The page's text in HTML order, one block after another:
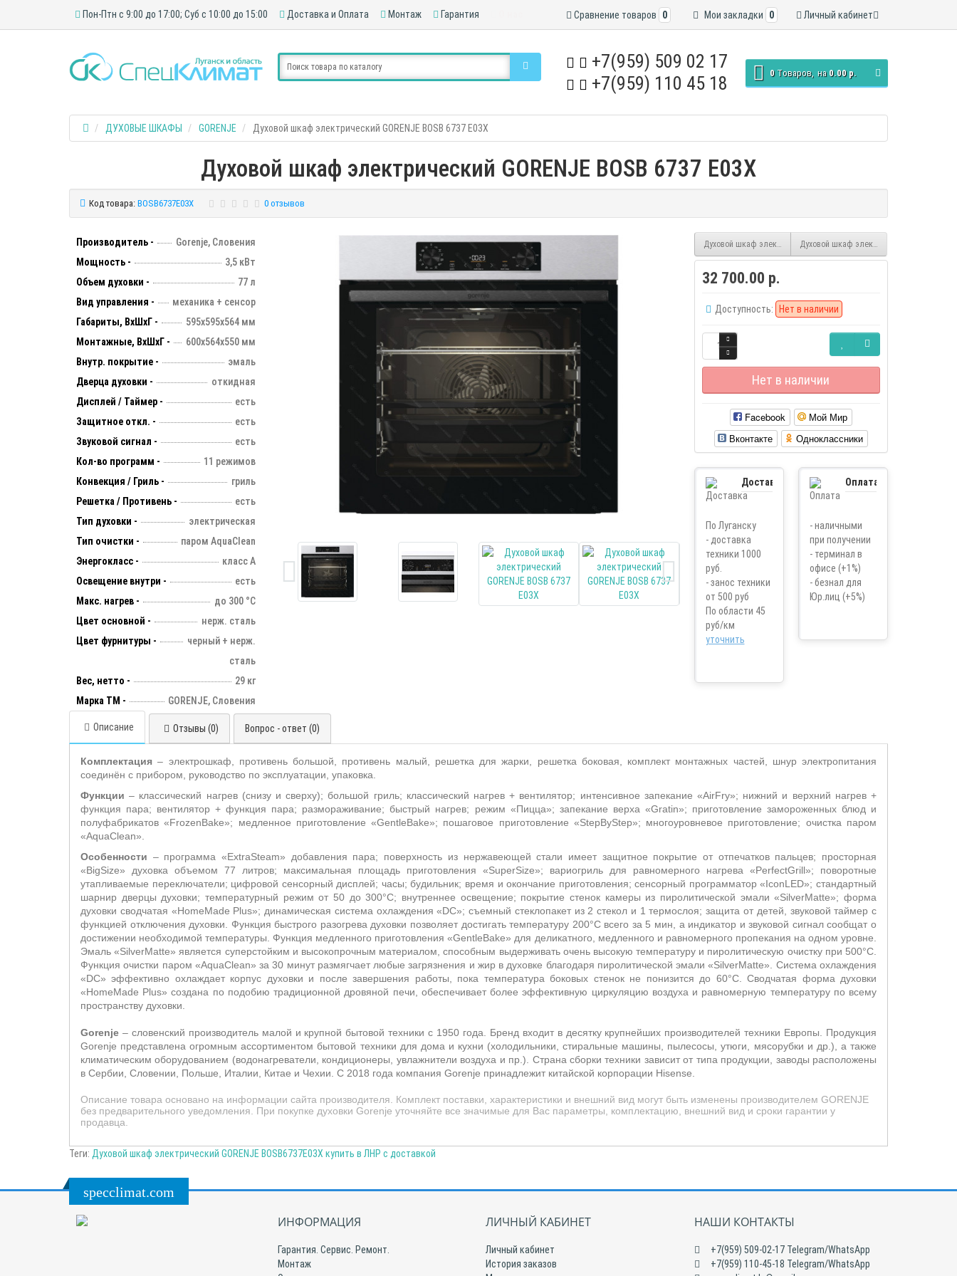
Пон-Птн с 9:00 до 17:00; Суб с 10:00 до 15:00 Доставка и Оплата Монтаж Гарантия Личный кабинет
Мои закладки 0
Сравнение товаров 0
+7(959) 509 02 17
+7(959) 110 45 18
0 Tоваров, на 0.00 р.
ДУХОВЫЕ ШКАФЫ GORENJE Духовой шкаф электрический GORENJE BOSB 6737 E03X
Духовой шкаф электрический GORENJE BOSB 6737 E03X
Код товара: BOSB6737E03X 0 отзывов
Производитель -
Gorenje, Словения
Мощность -
3,5 кВт
Объем духовки -
77 л
Вид управления -
механика + сенсор
Габариты, ВхШхГ -
595х595х564 мм
Монтажные, ВхШхГ -
600х564х550 мм
Внутр. покрытие -
эмаль
Дверца духовки -
откидная
Дисплей / Таймер -
есть
Защитное откл. -
есть
Звуковой сигнал -
есть
Кол-во программ -
11 режимов
Конвекция / Гриль -
гриль
Решетка / Противень -
есть
Тип духовки -
электрическая
Тип очистки -
паром AquaClean
Энергокласс -
класс А
Освещение внутри -
есть
Макс. нагрев -
до 300 °С
Цвет основной -
нерж. сталь
Цвет фурнитуры -
черный + нерж.
сталь
Вес, нетто -
29 кг
Марка ТМ -
GORENJE, Словения
Духовой шкаф электрический GORENJE BPS 737 E20XG
Духовой шкаф электрический GORENJE
32 700.00 р.
Доступность: Нет в наличии
Нет в наличии
Facebook
Мой Мир
Вконтакте
Одноклассники
Доставка
По Луганску
- доставка
техники 1000
руб.
- занос техники
от 500 руб
По области 45
руб/км
уточнить
Оплата
- наличными
при получении
- терминал в
офисе (+1%)
- безнал для
Юр.лиц (+5%)
Описание Отзывы (0) Вопрос - ответ (0)
Комплектация– электрошкаф, противень большой, противень малый, решетка для жарки, решетка боковая, комплект монтажных частей, шнур электропитания
соединён с прибором, руководство по эксплуатации, упаковка.
Функции – классический нагрев (снизу и сверху); большой гриль; классический нагрев + вентилятор; интенсивное запекание «AirFry»; нижний и верхний нагрев +
функция пара; вентилятор + функция пара; размораживание; быстрый нагрев; режим «Пицца»; запекание верха «Gratin»; приготовление замороженных блюд и
полуфабрикатов «FrozenBake»; медленное приготовление «GentleBake»; пошаговое приготовление «StepByStep»; многоуровневое приготовление; очистка паром
«AquaClean».
Особенности – программа «ExtraSteam» добавления пара; поверхность из нержавеющей стали имеет защитное покрытие от отпечатков пальцев; просторная
«BigSize» духовка объемом 77 литров; максимальная площадь приготовления «SuperSize»; вариогриль для равномерного нагрева «PerfectGrill»; поворотные
утапливаемые переключатели; цифровой сенсорный дисплей; часы; будильник; время и окончание приготовления; сенсорный программатор «IconLED»; стандартный
шарнир дверцы духовки; температурный режим от 50 до 300°С; внутреннее освещение; покрытие стенок камеры из пиролитической эмали «SilverMatte»; форма
духовки сводчатая «HomeMade Plus»; динамическая система охлаждения «DC»; съемный стеклопакет из 2 стекол и 1 термослоя; защита от детей, звуковой таймер с
функцией отключения духовки. Функция быстрого разогрева духовки позволяет достигать температуру 200°С всего за 5 мин, а индикатор и звуковой сигнал сообщат о
достижении необходимой температуры. Функция медленного приготовления «GentleBake» для деликатного, медленного и равномерного пропекания на одном уровне.
Эмаль «SilverMatte» является суперстойким и высокопрочным материалом, способным выдерживать очень высокую температуру и пиролитическую очистку при 500°С.
Функция очистки паром «AquaClean» за 30 минут размягчает любые загрязнения и жир в духовке благодаря пиролитической эмали «SilverMatte». Система охлаждения
«DC» эффективно охлаждает корпус духовки и после завершения работы, пока температура боковых стенок не понизится до 60°С. Сводчатая форма духовки
«HomeMade Plus» создана по подобию традиционной дровяной печи, обеспечивает более эффективную циркуляцию воздуха и равномерную температуру по всему
пространству духовки.
Gorenje – словенский производитель малой и крупной бытовой техники с 1950 года. Бренд входит в десятку крупнейших производителей техники Европы. Продукция
Gorenje представлена огромным ассортиментом бытовой техники для дома и кухни (холодильники, стиральные машины, пылесосы, утюги, мясорубки и др.), а также
климатическим оборудованием (водонагреватели, кондиционеры, увлажнители воздуха и пр.). Страна сборки техники зависит от типа продукции, заводы расположены
в Сербии, Словении, Польше, Италии, Китае и Чехии. С 2018 года компания Gorenje принадлежит китайской корпорации Hisense.
Описание товара основано на информации сайта производителя. Комплект поставки, характеристики и внешний вид могут быть изменены производителем GORENJE
без предварительного уведомления. При покупке духовки Gorenje уточняйте все значимые для Вас параметры, комплектацию, внешний вид и сроки гарантии у
продавца.
Теги: Духовой шкаф электрический GORENJE BOSB6737E03X купить в ЛНР с доставкой
specclimat.com
ИНФОРМАЦИЯ
Гарантия. Сервис. Ремонт.
Монтаж
ЛИЧНЫЙ КАБИНЕТ
Личный кабинет
История заказов
НАШИ КОНТАКТЫ
+7(959) 509-02-17 Telegram/WhatsApp
+7(959) 110-45-18 Telegram/WhatsApp